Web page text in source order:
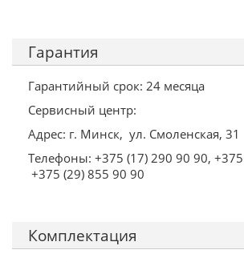
Гарантия
Гарантийный срок: 24 месяца
Сервисный центр:
Адрес: г. Минск, ул. Смоленская, 31
Телефоны: +375 (17) 290 90 90,
+375 (29) 855 90 90
Комплектация